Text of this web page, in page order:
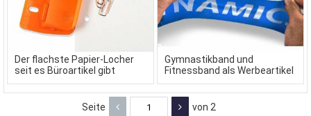
Der flachste Papier-Locher
seit es Büroartikel gibt
Gymnastikband und
Fitnessband als Werbeartikel
Seite von 2